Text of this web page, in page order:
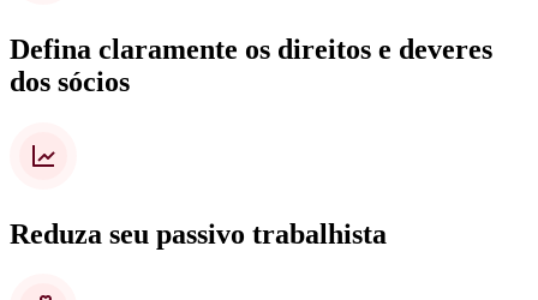
Defina claramente os direitos e deveres
dos sócios
Reduza seu passivo trabalhista